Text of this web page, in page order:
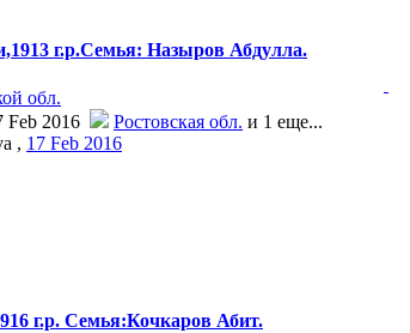
г.р.Семья: Назыров Абдулла.
обл.
Feb 2016
Ростовская обл. и 1 еще...
, 17 Feb 2016
г.р. Семья:Кочкаров Абит.